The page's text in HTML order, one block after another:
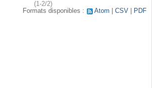
(1-2/2)
Formats disponibles :
Atom CSV PDF